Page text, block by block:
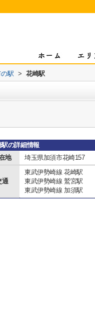
駅 > 花崎駅
駅の詳細情報
地
埼玉県加須市花崎157
通
東武伊勢崎線 花崎駅
東武伊勢崎線 鷲宮駅
東武伊勢崎線 加須駅